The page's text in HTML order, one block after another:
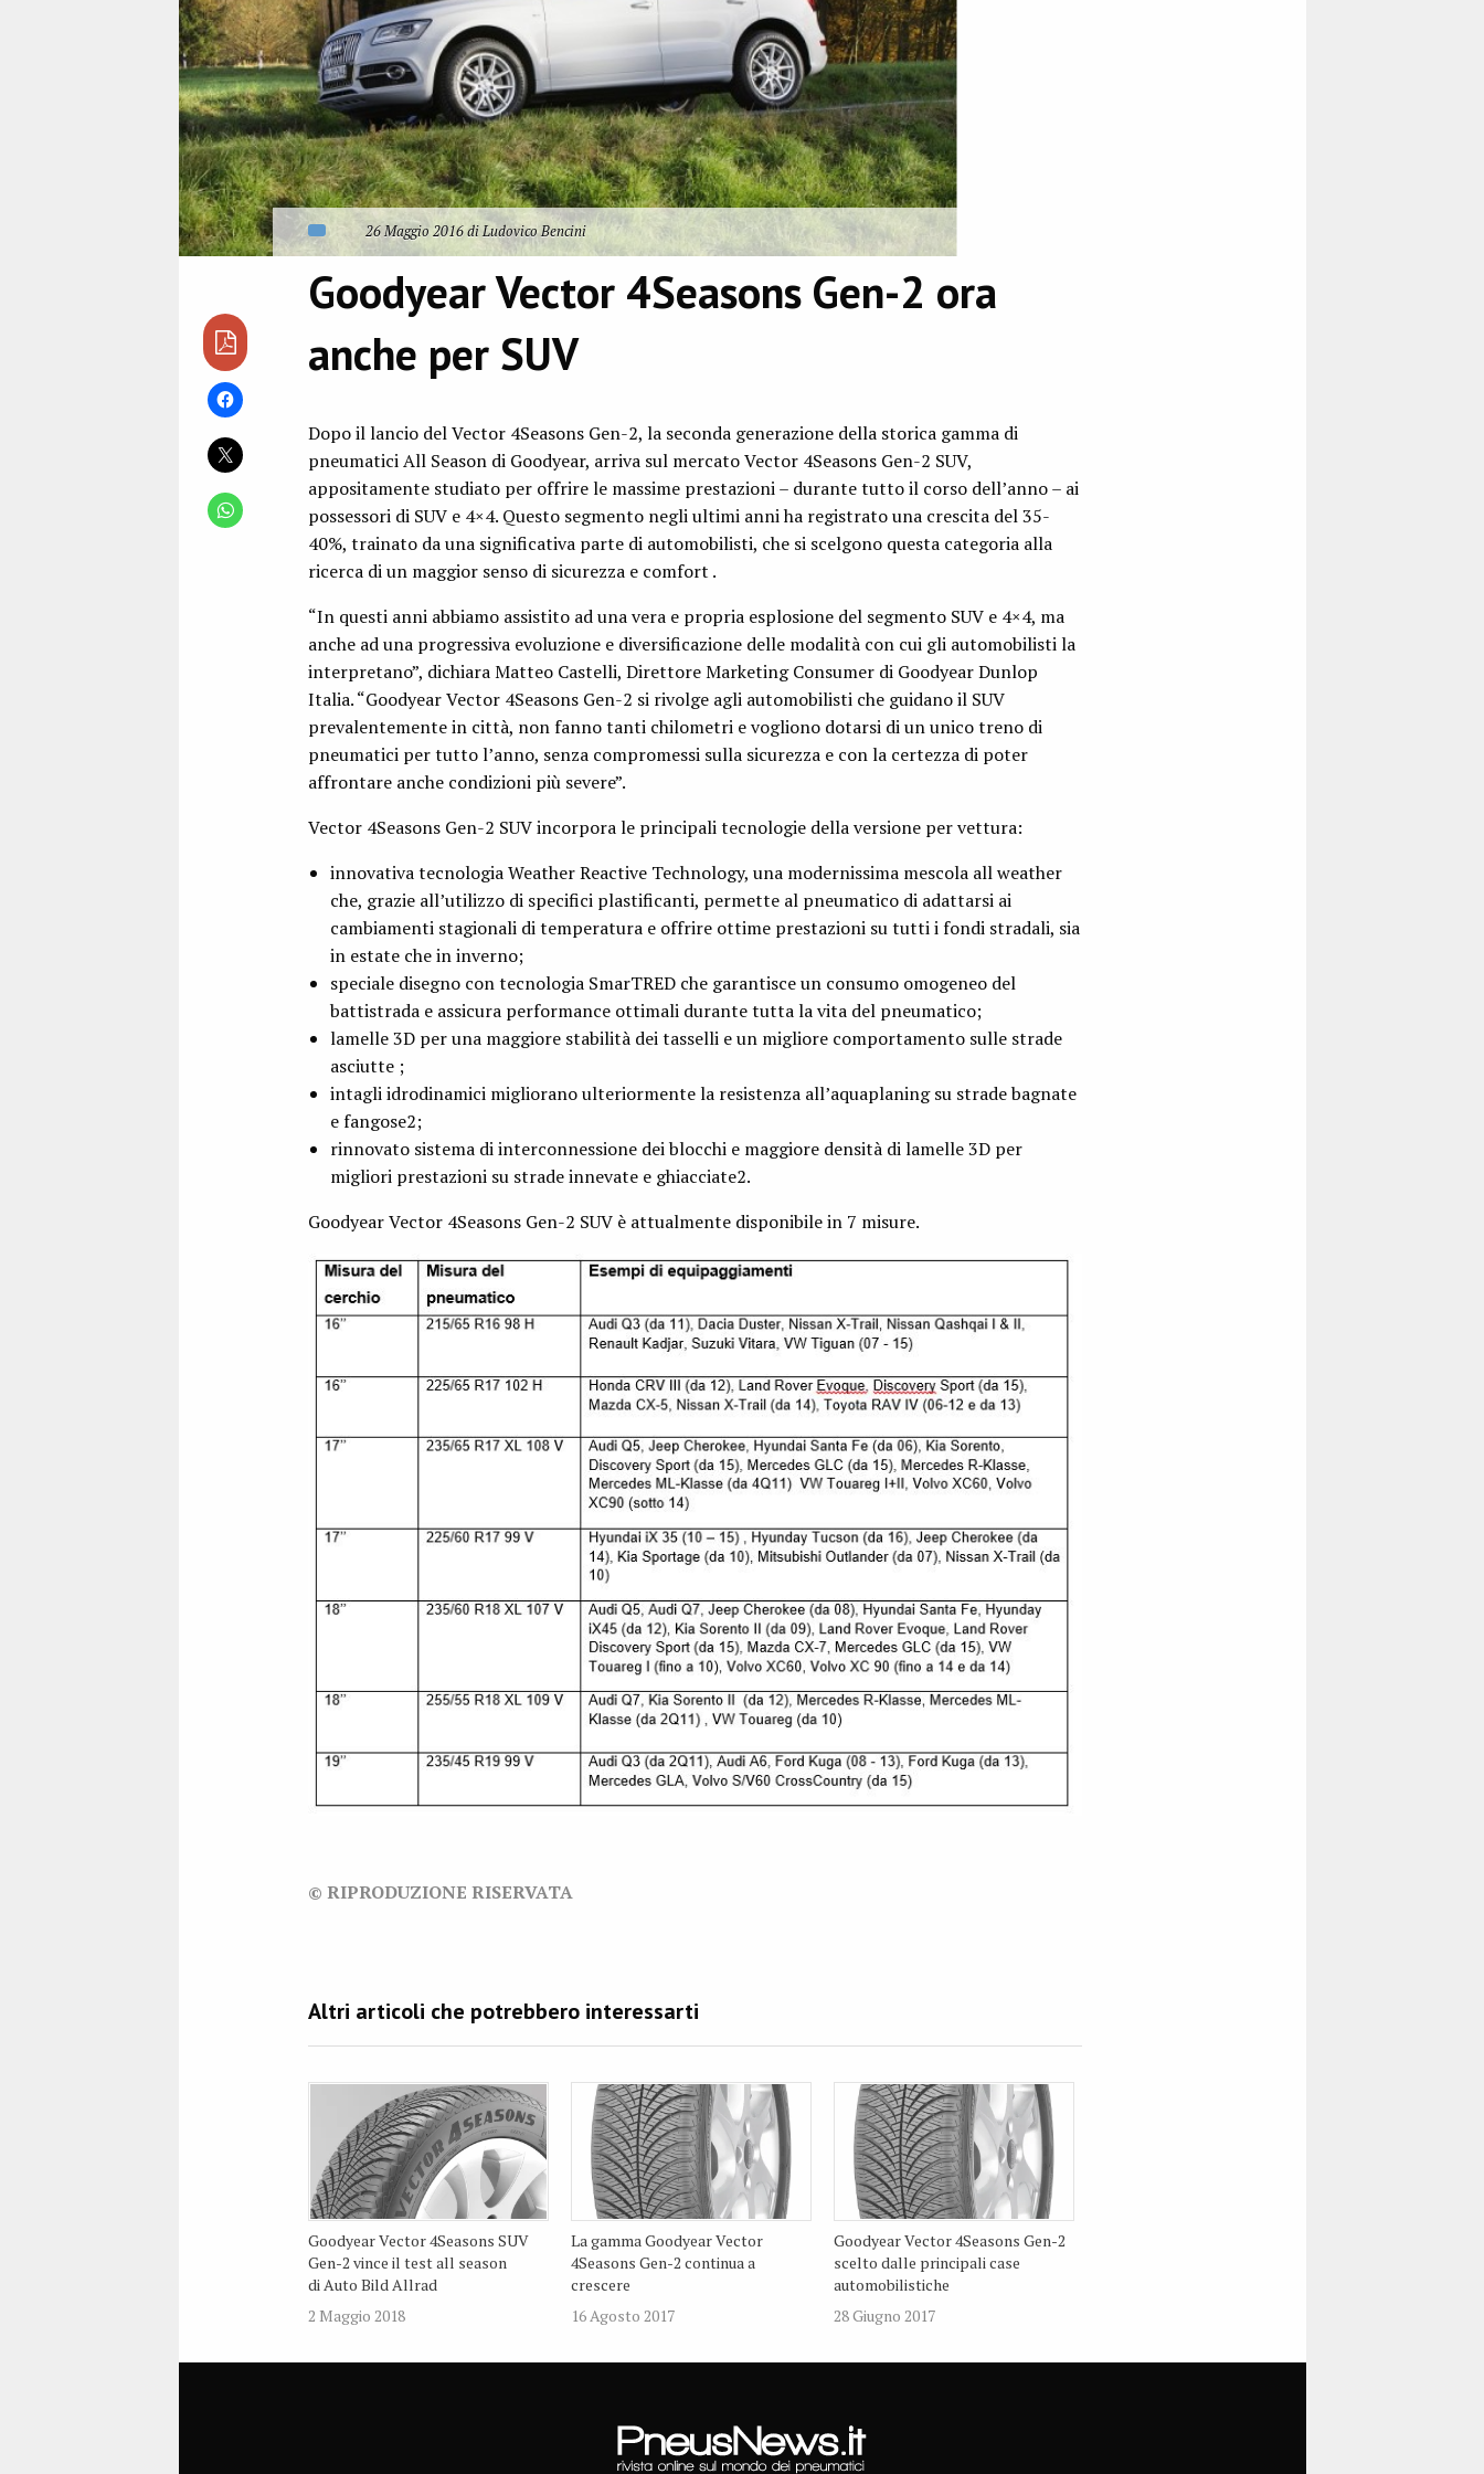
26 Maggio 2016 di Ludovico Bencini
Goodyear Vector 4Seasons Gen-2 ora
anche per SUV
Dopo il lancio del Vector 4Seasons Gen-2, la seconda generazione della storica gamma di
pneumatici All Season di Goodyear, arriva sul mercato Vector 4Seasons Gen-2 SUV,
appositamente studiato per offrire le massime prestazioni – durante tutto il corso dell’anno – ai
possessori di SUV e 4×4. Questo segmento negli ultimi anni ha registrato una crescita del 35-
40%, trainato da una significativa parte di automobilisti, che si scelgono questa categoria alla
ricerca di un maggior senso di sicurezza e comfort .
“In questi anni abbiamo assistito ad una vera e propria esplosione del segmento SUV e 4×4, ma
anche ad una progressiva evoluzione e diversificazione delle modalità con cui gli automobilisti la
interpretano”, dichiara Matteo Castelli, Direttore Marketing Consumer di Goodyear Dunlop
Italia. “Goodyear Vector 4Seasons Gen-2 si rivolge agli automobilisti che guidano il SUV
prevalentemente in città, non fanno tanti chilometri e vogliono dotarsi di un unico treno di
pneumatici per tutto l’anno, senza compromessi sulla sicurezza e con la certezza di poter
affrontare anche condizioni più severe”.
Vector 4Seasons Gen-2 SUV incorpora le principali tecnologie della versione per vettura:
innovativa tecnologia Weather Reactive Technology, una modernissima mescola all weather
che, grazie all’utilizzo di specifici plastificanti, permette al pneumatico di adattarsi ai
cambiamenti stagionali di temperatura e offrire ottime prestazioni su tutti i fondi stradali, sia
in estate che in inverno;
speciale disegno con tecnologia SmarTRED che garantisce un consumo omogeneo del
battistrada e assicura performance ottimali durante tutta la vita del pneumatico;
lamelle 3D per una maggiore stabilità dei tasselli e un migliore comportamento sulle strade
asciutte ;
intagli idrodinamici migliorano ulteriormente la resistenza all’aquaplaning su strade bagnate
e fangose2;
rinnovato sistema di interconnessione dei blocchi e maggiore densità di lamelle 3D per
migliori prestazioni su strade innevate e ghiacciate2.
Goodyear Vector 4Seasons Gen-2 SUV è attualmente disponibile in 7 misure.
© RIPRODUZIONE RISERVATA
Goodyear Vector 4Seasons SUV
Gen-2 vince il test all season
di Auto Bild Allrad
2 Maggio 2018
La gamma Goodyear Vector
4Seasons Gen-2 continua a
crescere
16 Agosto 2017
Goodyear Vector 4Seasons Gen-2
scelto dalle principali case
automobilistiche
28 Giugno 2017